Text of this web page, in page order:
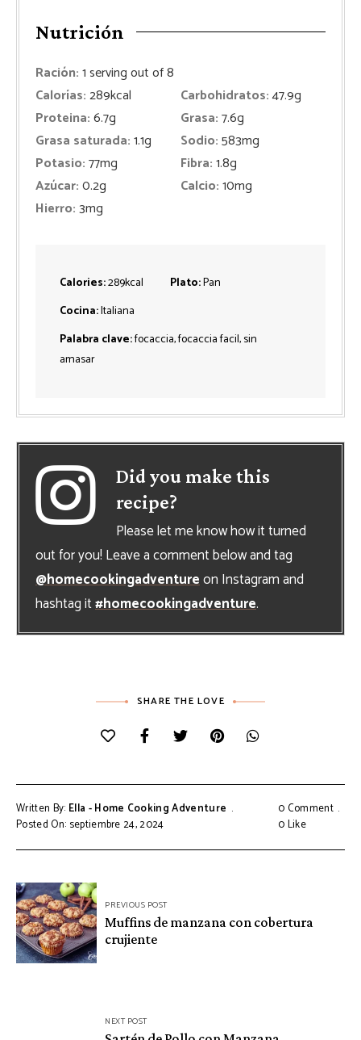
Nutrición
Ración:1serving out of 8
Calorías:289kcal Carbohidratos:47.9g
Proteina:6.7g Grasa:7.6g
Grasa saturada:1.1g Sodio:583mg
Potasio:77mg Fibra:1.8g
Azúcar:0.2g Calcio:10mg
Hierro:3mg
Calories:289kcal Plato:Pan
Cocina:Italiana
Palabra clave:focaccia, focaccia facil, sin
amasar
Did you make this
recipe?
Please let me know how it turned
out for you! Leave a comment below and tag
@homecookingadventureon Instagram and
hashtag it#homecookingadventure.
SHARE THE LOVE
Written By: Ella - Home Cooking Adventure
Posted On: septiembre 24, 2024
0 Comment
0Like
Navegación
de
entradas
PREVIOUS POST
Muffins de manzana con cobertura
crujiente
NEXT POST